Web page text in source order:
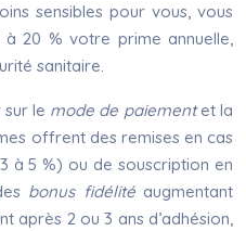
sensibles pour vous, vous
20 % votre prime annuelle,
sanitaire.
le mode de paiementet la
offrent des remises en cas
à 5 %) ou de souscription en
bonus fidélitéaugmentant
après 2 ou 3 ans d’adhésion,